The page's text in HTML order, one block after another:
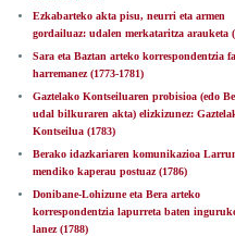
Ezkabarteko akta pisu, neurri eta armen
gordailuaz: udalen merkataritza arauketa
Sara eta Baztan arteko korrespondentzia
harremanez (1773-1781)
Gaztelako Kontseiluaren probisioa (edo
udal bilkuraren akta) elizkizunez:
Kontseilua (1783)
Berako idazkariaren komunikazioa
mendiko kaperau postuaz (1786)
Donibane-Lohizune eta Bera arteko
korrespondentzia lapurreta baten
lanez (1788)